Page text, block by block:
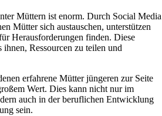
Müttern ist enorm. Durch Social Media
Mütter sich austauschen, unterstützen
Herausforderungen finden. Diese
Ressourcen zu teilen und
erfahrene Mütter jüngeren zur Seite
Wert. Dies kann nicht nur im
auch in der beruflichen Entwicklung
sein.